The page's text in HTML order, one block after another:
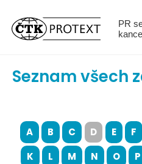
PR
Seznam všech
A B C D E F
K
L M N O P